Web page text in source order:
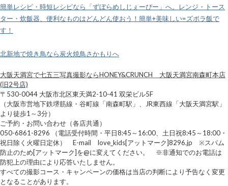
簡単レシピ・時短レシピなら「ずぼらめしじぇーぴー」へ。レンジ・トース
ター・炊飯器、便利なものはどんどん使おう！簡単+美味しい=ズボラ飯で
す！
北新地で焼き鳥なら炭火焼鳥さかもりへ
大阪天満宮で七五三写真撮影ならHONEY&CRUNCH 大阪天満宮南森町本店
(旧2号店)
〒530-0044 大阪市北区東天満2-10-41 双栄ビル5F
（大阪市営地下鉄堺筋線・谷町線「南森町駅」、JR東西線「大阪天満宮駅」
より徒歩1～3分）
ご予約・お問い合わせ（各店共通）
050-6861-8296 （電話受付時間・平日8:45～16:00、土日祝8:45～18:00・
祝日除く火曜日定休） E-mail love_kids[アットマーク]8296.jp ※スパム
防止のため[アットマーク]を@に変えてください。 ※非通知でのお電話は
防犯上の理由により応答いたしません。
すべての撮影コース・キャンペーンの価格は当店の判断により予告なく変更
となることがあります。